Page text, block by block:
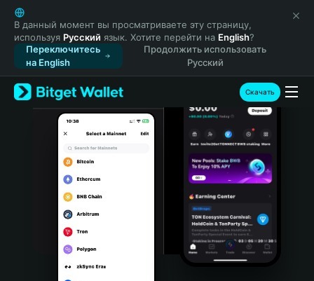
English
日本語
Tiếng Việt
Русский
Español (Latinoamérica)
Türkçe
Italiano
Português (Portugal)
Bahasa Indonesia
В данный момент вы просматриваете эту страницу,
используя Русский язык. Хотите перейти на English?
Переключитесь
на English
Продолжить использовать
Русский
Скачать